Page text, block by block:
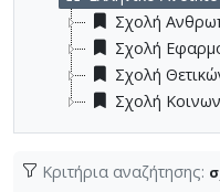
Σχολή
Σχολή
Σχολή
Σχολή
Κριτήρια αναζήτησης: